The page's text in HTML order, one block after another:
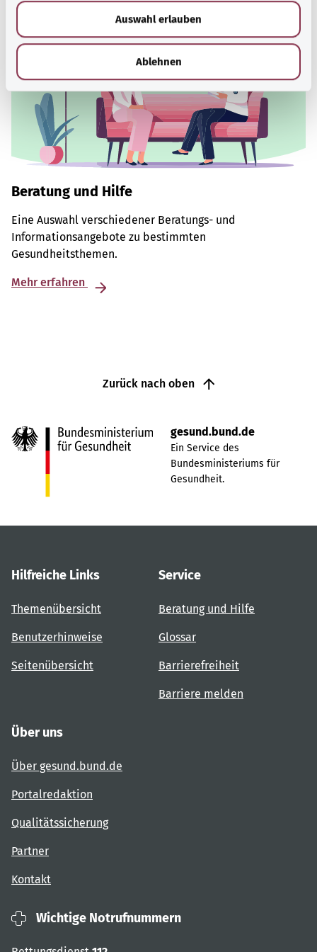
Auswahl erlauben
Ablehnen
Beratung und Hilfe
Eine Auswahl verschiedener Beratungs- und
Informationsangebote zu bestimmten
Gesundheitsthemen.
Mehr erfahren
Zurück nach oben
gesund.bund.de
Ein Service des
Bundesministeriums für
Gesundheit.
Hilfreiche Links
Themenübersicht
Benutzerhinweise
Seitenübersicht
Service
Beratung und Hilfe
Glossar
Barrierefreiheit
Barriere melden
Über uns
Über gesund.bund.de
Portalredaktion
Qualitätssicherung
Partner
Kontakt
Wichtige Notrufnummern